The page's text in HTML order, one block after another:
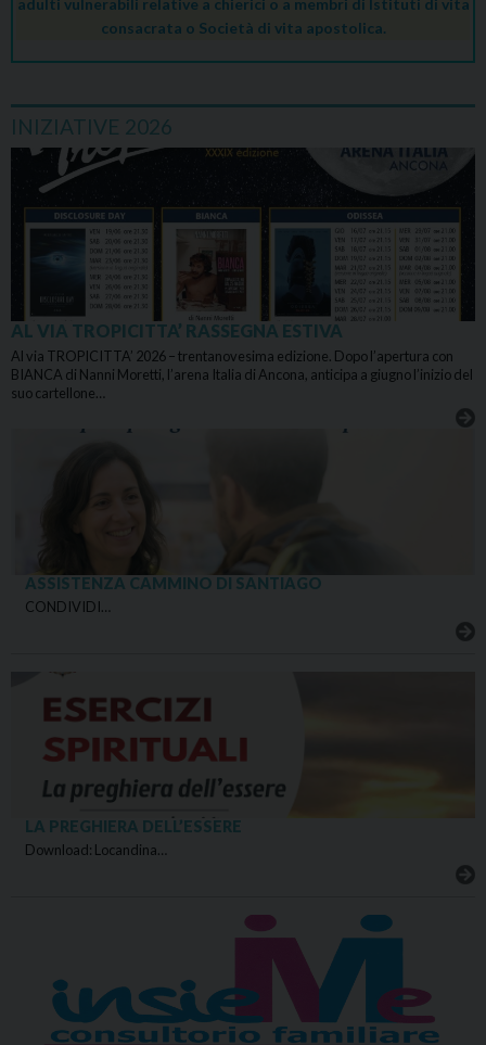
adulti vulnerabili relative a chierici o a membri di Istituti di vita
consacrata o Società di vita apostolica.
INIZIATIVE 2026
AL VIA TROPICITTA’ RASSEGNA ESTIVA
Al via TROPICITTA’ 2026 – trentanovesima edizione. Dopo l’apertura con
BIANCA di Nanni Moretti, l’arena Italia di Ancona, anticipa a giugno l’inizio del
suo cartellone…
ASSISTENZA CAMMINO DI SANTIAGO
CONDIVIDI…
LA PREGHIERA DELL’ESSERE
Download: Locandina…